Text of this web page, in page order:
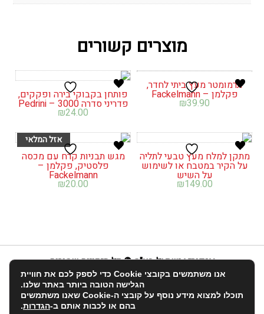
מוצרים קשורים
תרמומטר מעץ ביתי לחדר,
פקלמן – Fackelmann
₪39.90
פותחן בקבוקי בירה ופקקים,
פדריני סדרה 3000 – Pedrini
₪24.00
מתקן למלח מעץ טבעי לתליה
על הקיר במטבח או לשימוש
על השיש
₪149.00
מגש תבניות קרח עם מכסה
פלסטיק, פקלמן –
Fackelmann
₪20.00
אנפוריא ישראל בע"מ © כל הזכויות שמורות
03-683-2022
info@enforia.co.il
אודות
תקנון ושאלות הצהרת נגישות
החשבון שלי
אנו משתמשים בקובצי Cookie כדי לספק לכם את חוויית
הגלישה הטובה ביותר באתר שלנו.
תוכלו למצוא מידע נוסף על קובצי ה-Cookie שאנו משתמשים
בהם או לכבות אותם ב-הגדרות.